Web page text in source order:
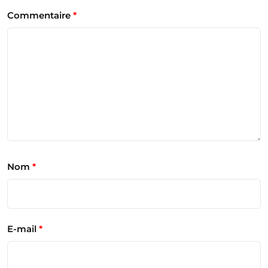
Commentaire *
Nom *
E-mail *